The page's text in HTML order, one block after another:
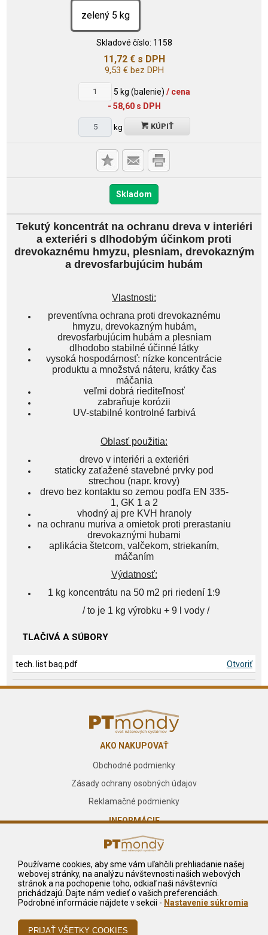
zelený 5 kg
Skladové číslo: 1158
11,72 €s DPH
9,53 €bez DPH
5 kg (balenie) / cena
- 58,60 s DPH
kg KÚPIŤ
Skladom
Tekutý koncentrát na ochranu dreva v interiéri
a exteriéri s dlhodobým účinkom proti
drevokaznému hmyzu, plesniam, drevokazným
a drevosfarbujúcim hubám
Vlastnosti:
preventívna ochrana proti drevokaznému
hmyzu, drevokazným hubám,
drevosfarbujúcim hubám a plesniam
dlhodobo stabilné účinné látky
vysoká hospodárnosť: nízke koncentrácie
produktu a množstvá náteru, krátky čas
máčania
veľmi dobrá riediteľnosť
zabraňuje korózii
UV-stabilné kontrolné farbivá
Oblasť použitia:
drevo v interiéri a exteriéri
staticky zaťažené stavebné prvky pod
strechou (napr. krovy)
drevo bez kontaktu so zemou podľa EN 335-
1, GK 1 a 2
vhodný aj pre KVH hranoly
na ochranu muriva a omietok proti prerastaniu
drevokaznými hubami
aplikácia štetcom, valčekom, striekaním,
máčaním
Výdatnosť:
1 kg koncentrátu na 50 m2 pri riedení 1:9
/ to je 1 kg výrobku + 9 l vody /
TLAČIVÁ A SÚBORY
tech. list baq.pdf Otvoriť
AKO NAKUPOVAŤ
Obchodné podmienky
Zásady ochrany osobných údajov
Reklamačné podmienky
INFORMÁCIE
O nás
Služby
NA STIAHNUTIE
Odstúpiť od zmluvy tu
Používame cookies, aby sme vám uľahčili prehliadanie našej
webovej stránky, na analýzu návštevnosti našich webových
stránok a na pochopenie toho, odkiaľ naši návštevníci
prichádzajú. Dajte nám vedieť o vašich preferenciách.
Podrobné informácie nájdete v sekcii - Nastavenie súkromia